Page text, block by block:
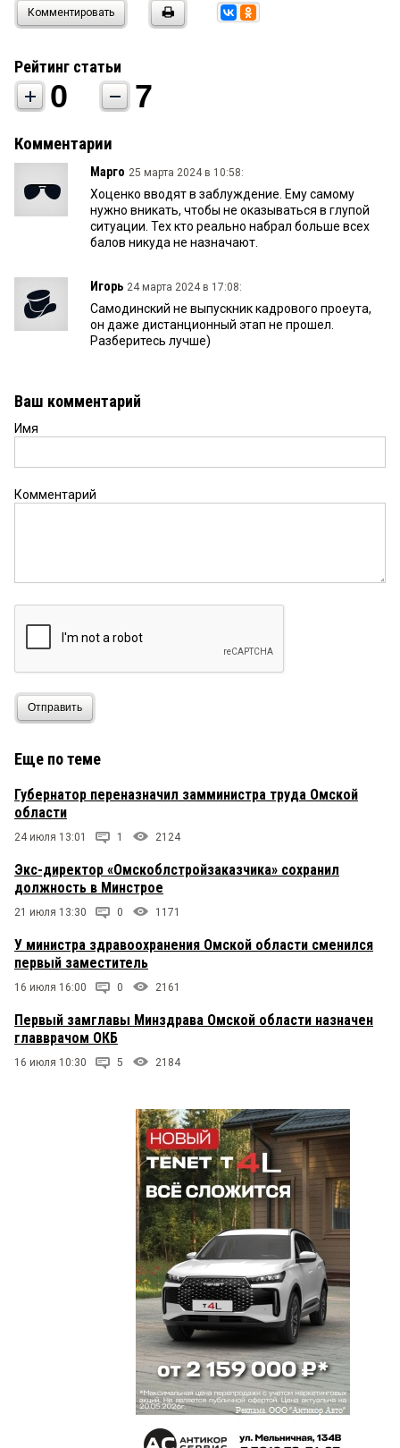
Комментировать
Рейтинг статьи
0 7
Комментарии
Марго 25 марта 2024 в 10:58:
Хоценко вводят в заблуждение. Ему самому
нужно вникать, чтобы не оказываться в глупой
ситуации. Тех кто реально набрал больше всех
балов никуда не назначают.
Игорь 24 марта 2024 в 17:08:
Самодинский не выпускник кадрового проеута,
он даже дистанционный этап не прошел.
Разберитесь лучше)
Ваш комментарий
Имя
Комментарий
Отправить
Еще по теме
Губернатор переназначил замминистра труда Омской
области
24 июля 13:01 1 2124
Экс-директор «Омскоблстройзаказчика» сохранил
должность в Минстрое
21 июля 13:30 0 1171
У министра здравоохранения Омской области сменился
первый заместитель
16 июля 16:00 0 2161
Первый замглавы Минздрава Омской области назначен
главврачом ОКБ
16 июля 10:30 5 2184